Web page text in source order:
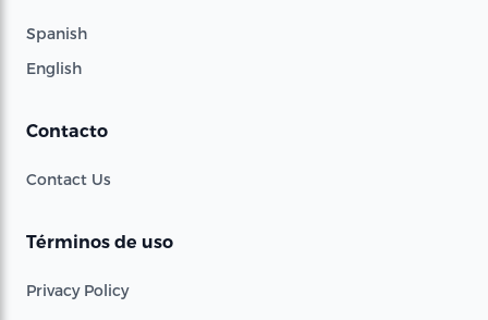
Spanish
English
Contacto
Contact Us
Términos de uso
Privacy Policy